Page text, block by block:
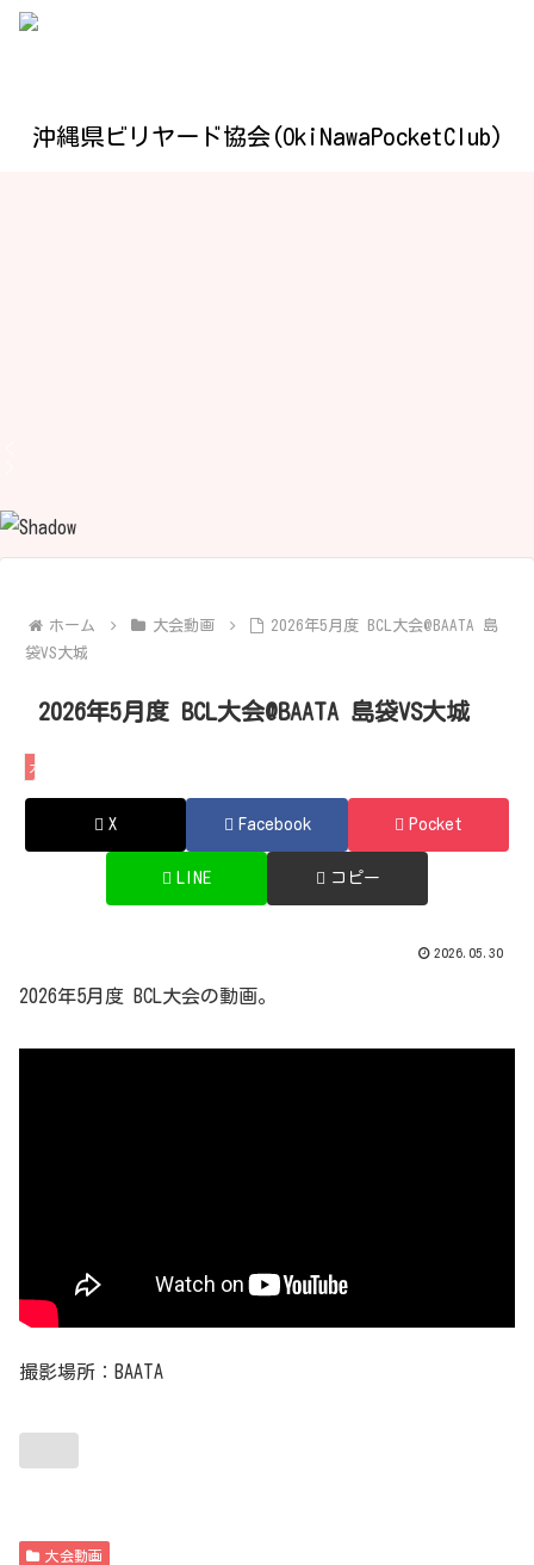
沖縄県ビリヤード協会(OkiNawaPocketClub)
ホーム 大会動画
2026年5月度 BCL大会@BAATA 島
袋VS大城
2026年5月度 BCL大会@BAATA 島袋VS大城
大会動画
X Facebook Pocket
LINE コピー
2026.05.30
2026年5月度 BCL大会の動画。
撮影場所：BAATA
大会動画